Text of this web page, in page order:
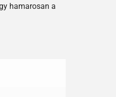
hamarosan a